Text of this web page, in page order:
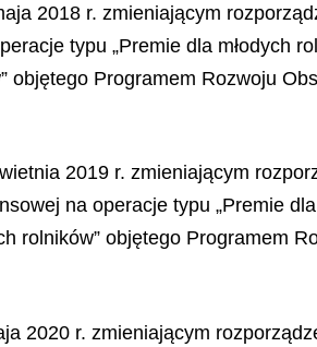
2018 r. zmieniającym
typu „Premie dla młodych
objętego Programem Rozwoju
2019 r. zmieniającym
na operacje typu „Premie
rolników” objętego Programem
2020 r. zmieniającym